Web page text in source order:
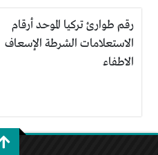
رقم طوارئ تركيا الموحد أرقام
الاستعلامات الشرطة الإسعاف
الاطفاء